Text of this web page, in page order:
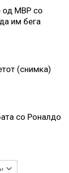
од МВР со
им бега
(снимка)
со Роналдо